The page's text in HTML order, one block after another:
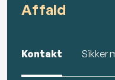
Affald
Kontakt Sikker